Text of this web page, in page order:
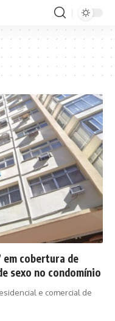
em cobertura de
sexo no condomínio
e comercial de